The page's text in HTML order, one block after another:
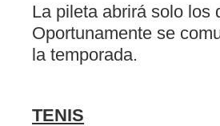
La pileta abrirá solo los
Oportunamente se
la temporada.
TENIS